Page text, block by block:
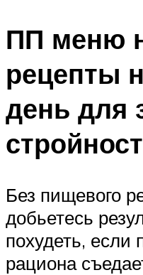
ПП меню
рецепты
день для
Без пищевого
добьетесь
похудеть, если
рациона